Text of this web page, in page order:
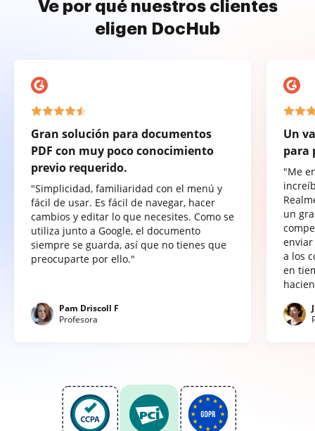
Ve por qué nuestros clientes
eligen DocHub
Gran solución para documentos
PDF con muy poco conocimiento
previo requerido.
"Simplicidad, familiaridad con el menú y
fácil de usar. Es fácil de navegar, hacer
cambios y editar lo que necesites. Como se
utiliza junto a Google, el documento
siempre se guarda, así que no tienes que
preocuparte por ello."
Pam Driscoll F
Profesora
Un
para
"Me
un
a los
en